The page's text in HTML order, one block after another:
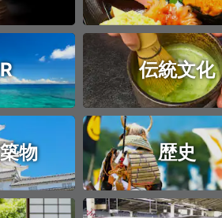
伝統文化
物 歴史